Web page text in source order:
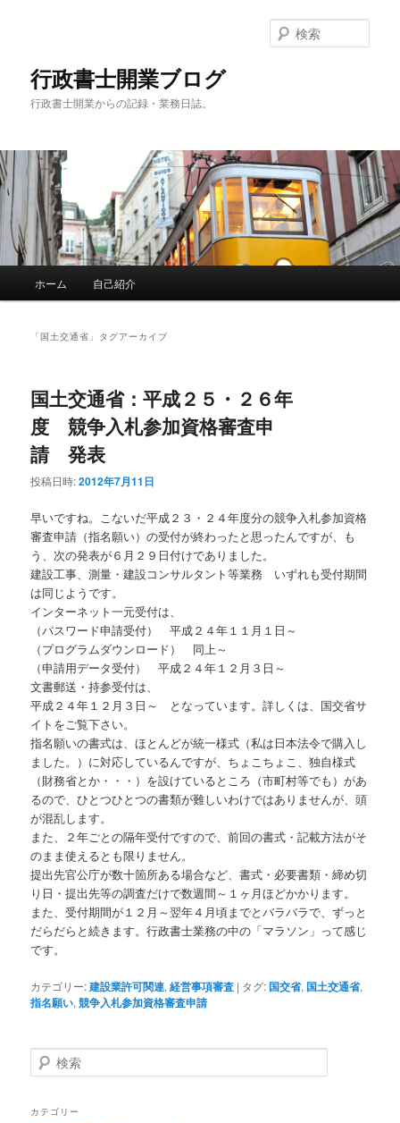
へ
移
動
移
動
行政書士開業ブログ
行政書士開業からの記録・業務日誌。
索
ホーム 自己紹介
「国土交通省 」タグアーカイブ
国土交通省：平成２５・２６年
度 競争入札参加資格審査申
請 発表
投稿日時:2012年7月11日
早いですね。こないだ平成２３・２４年度分の競争入札参加資格
審査申請（指名願い）の受付が終わったと思ったんですが、も
う、次の発表が６月２９日付けでありました。
建設工事、測量・建設コンサルタント等業務 いずれも受付期間
は同じようです。
インターネット一元受付は、
（パスワード申請受付） 平成２４年１１月１日～
（プログラムダウンロード） 同上～
（申請用データ受付） 平成２４年１２月３日～
文書郵送・持参受付は、
平成２４年１２月３日～ となっています。詳しくは、国交省サ
イトをご覧下さい。
指名願いの書式は、ほとんどが統一様式（私は日本法令で購入し
ました。）に対応しているんですが、ちょこちょこ、独自様式
（財務省とか・・・）を設けているところ（市町村等でも）があ
るので、ひとつひとつの書類が難しいわけではありませんが、頭
が混乱します。
また、２年ごとの隔年受付ですので、前回の書式・記載方法がそ
のまま使えるとも限りません。
提出先官公庁が数十箇所ある場合など、書式・必要書類・締め切
り日・提出先等の調査だけで数週間～１ヶ月ほどかかります。
また、受付期間が１２月～翌年４月頃までとバラバラで、ずっと
だらだらと続きます。行政書士業務の中の「マラソン」って感じ
です。
カテゴリー:建設業許可関連,経営事項審査 | タグ: 国交省, 国土交通省,
指名願い,競争入札参加資格審査申請
検
索
カテゴリー